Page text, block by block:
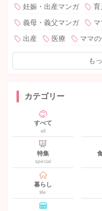
妊娠・出産マンガ 育
義母・義父マンガ
出産
医療 ママ
も
カテゴリー
すべて
all
特集
special
暮らし
life